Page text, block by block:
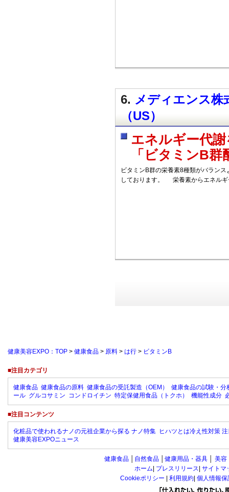
6. メディエンス株
（US）
エネルギー代
「ビタミンB群
ビタミンB群の栄養素8種類がバラン
しております。 栄養素からエネルギ
健康美容EXPO：TOP > 健康食品 > 原料 > は行 > ビタミンB
■注目カテゴリ
健康食品 健康食品の原料 健康食品の受託製造（OEM）
健康食品の試験・分
ール グルコサミン コンドロイチン 特定保健用食品（トクホ） 機能性成分
■注目コンテンツ
化粧品で使われるナノの元祖企業から探る ナノ特集 ヒハツとは冷え性対策
健康美容EXPOニュース
健康食品 自然食品 健康用品・器具 美容
ホーム プレスリリース サイトマ
Cookieポリシー
利用規約 個人情報